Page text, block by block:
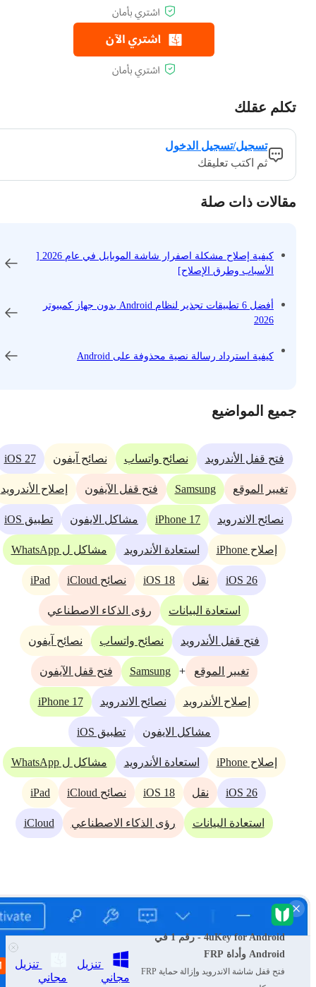
تكلم عقلك
تسجيل/تسجيل الدخول
ثم اكتب تعليقك
مقالات ذات صلة
كيفية إصلاح مشكلة اصفرار شاشة الموبايل في عام 2026 [
الأسباب وطرق الإصلاح]
أفضل 6 تطبيقات تجذير لنظام Android بدون جهاز كمبيوتر
2026
كيفية استرداد رسالة نصية محذوفة على Android
جميع المواضيع
فتح قفل الأندرويد نصائح واتساب نصائح آيفون iOS 27
تغيير الموقع Samsung فتح قفل الآيفون إصلاح الأندرويد
نصائح الاندرويد iPhone 17 مشاكل الايفون تطبيق iOS
إصلاح iPhone استعادة الأندرويد مشاكل ل WhatsApp
iOS 26 نقل iOS 18 نصائح iCloud iPad
استعادة البيانات رؤى الذكاء الاصطناعي
فتح قفل الأندرويد نصائح واتساب نصائح آيفون
تغيير الموقع +
Samsung فتح قفل الآيفون
إصلاح الأندرويد نصائح الاندرويد iPhone 17
مشاكل الايفون تطبيق iOS
إصلاح iPhone استعادة الأندرويد مشاكل ل WhatsApp
iOS 26 نقل iOS 18 نصائح iCloud iPad
استعادة البيانات رؤى الذكاء الاصطناعي iCloud
4uKey for Android - رقم 1 في
Android وأداة FRP
فتح قفل شاشة الاندرويد وإزالة حماية FRP
تنزيل
مجاني
تنزيل
مجاني